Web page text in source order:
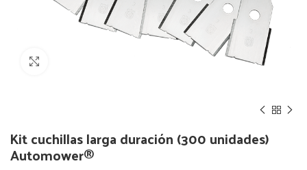
Kit cuchillas larga duración (300 unidades)
Automower®